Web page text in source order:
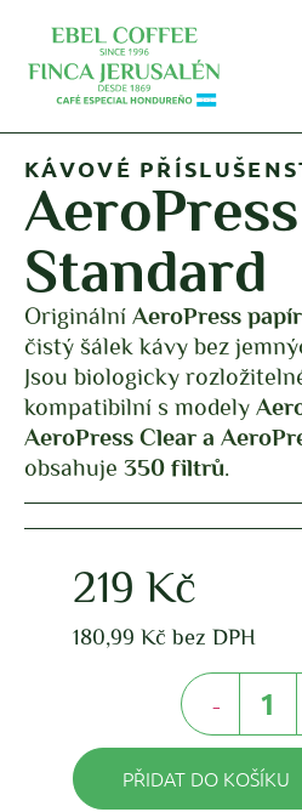
KÁVOVÉ
Standard
Originální AeroPress
čistý šálek kávy bez
Jsou biologicky
kompatibilní s modely
AeroPress Clear a
obsahuje 350 filtrů.
219 Kč
180,99 Kč bez DPH
-
PŘIDAT DO KOŠÍKU